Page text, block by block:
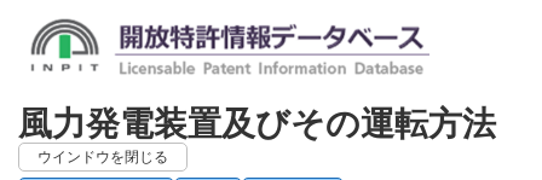
風力発電装置及びその運転方法
ウインドウを閉じる